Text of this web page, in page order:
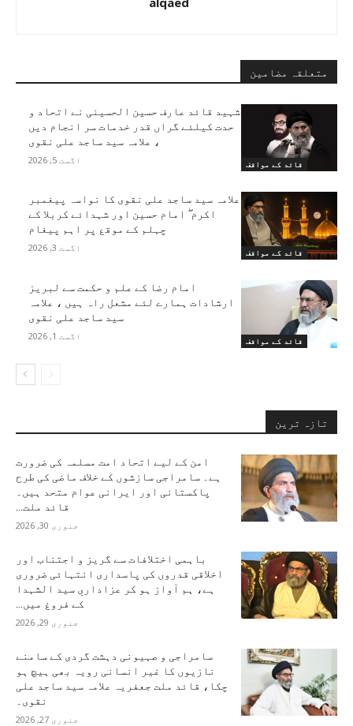
متعلقہ مضامین
قائد کے مواقف
شہید قائد عارف حسین الحسینی نے اتحاد و
حدت کیلئے گراں قدر خدمات سر انجام دیں
، علامہ سید ساجد علی نقوی
اگست 5, 2026
قائد کے مواقف
علامہ سید ساجد علی نقوی کا نواسہ پیغمبر
اکرم ۖ امام حسین اور شہدائے کربلا کے
چہلم کے موقع پر اہم پیغام
اگست 3, 2026
قائد کے مواقف
امام رضا کے علم و حکمت سے لبریز
ارشادات ہمارے لئے مشعل راہ ہیں ، علامہ
سید ساجد علی نقوی
اگست 1, 2026
تازہ ترین
امن کے لیے اتحاد امت مسلمہ کی ضرورت
ہے۔ سامراجی سازشوں کے خلاف ماضی کی طرح
پاکستانی اور ایرانی عوام متحد ہیں۔
قائد ملت...
جنوری 30, 2026
باہمی اختلافات سے گریز و اجتناب اور
اخلاقی قدروں کی پاسداری انتہائی ضروری
ہے، ہم آواز ہو کر عزاداریِ سید الشہدا
کے فروغ میں...
جنوری 29, 2026
سامراجی و صہیونی دہشت گردی کے سامنے
نازیوں کا غیر انسانی رویہ بھی ہیچ ہو
چکا، قائد ملت جعفریہ علامہ سید ساجد علی
نقوی۔
جنوری 27, 2026